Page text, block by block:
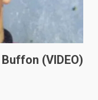
(VIDEO)